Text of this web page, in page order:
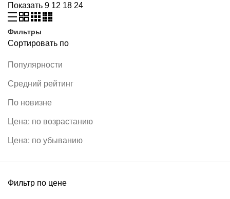
Показать 9 12 18 24
Фильтры
Сортировать по
Популярности
Средний рейтинг
По новизне
Цена: по возрастанию
Цена: по убыванию
Фильтр по цене